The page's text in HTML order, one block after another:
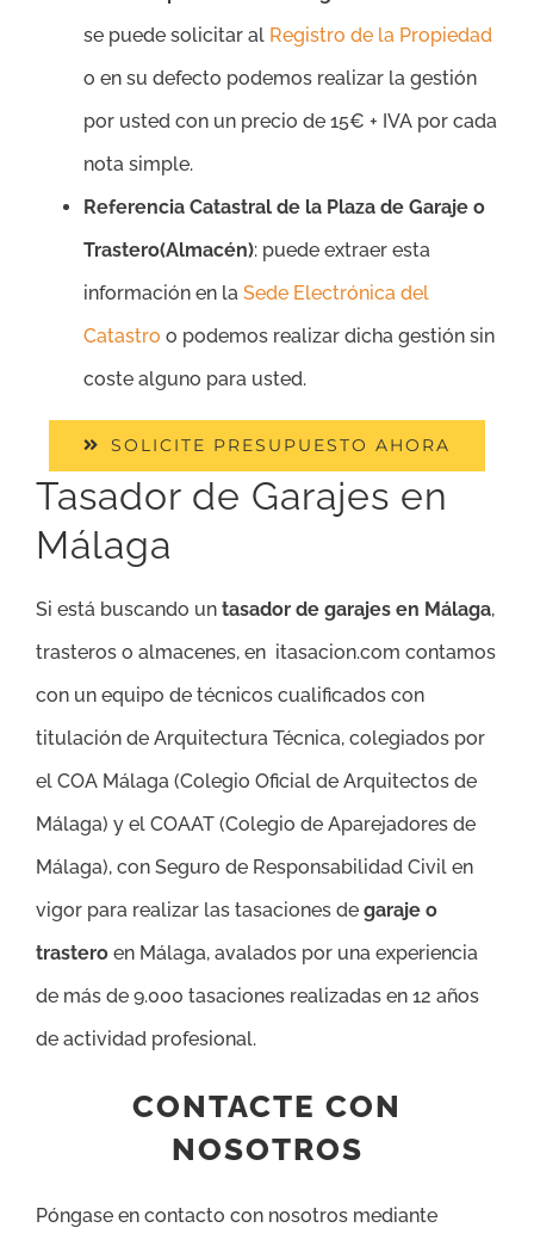
se puede solicitar al Registro de la Propiedad
o en su defecto podemos realizar la gestión
por usted con un precio de 15€ + IVA por cada
nota simple.
Referencia Catastral de la Plaza de Garaje o
Trastero(Almacén): puede extraer esta
información en la Sede Electrónica del
Catastro o podemos realizar dicha gestión sin
coste alguno para usted.
SOLICITE PRESUPUESTO AHORA
Tasador de Garajes en
Málaga
Si está buscando un tasador de garajes en Málaga,
trasteros o almacenes, en itasacion.com contamos
con un equipo de técnicos cualificados con
titulación de Arquitectura Técnica, colegiados por
el COA Málaga (Colegio Oficial de Arquitectos de
Málaga) y el COAAT (Colegio de Aparejadores de
Málaga), con Seguro de Responsabilidad Civil en
vigor para realizar las tasaciones de garaje o
trastero en Málaga, avalados por una experiencia
de más de 9.000 tasaciones realizadas en 12 años
de actividad profesional.
CONTACTE CON
NOSOTROS
Póngase en contacto con nosotros mediante